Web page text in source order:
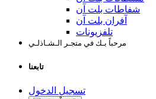
شفاطات بلت آن
آفران بلت آن
تلفزيونات
مرحباً بـك في متجـر الـشـاذلـي
تابعنا
تسجيل الدخول